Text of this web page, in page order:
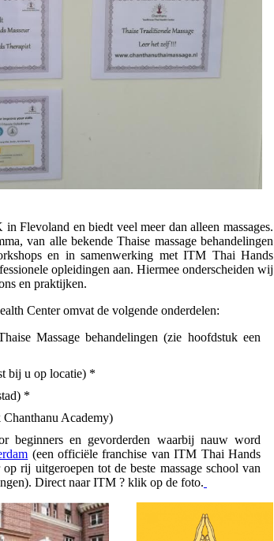
Flevoland en biedt veel meer dan alleen massages.
van alle bekende Thaise massage behandelingen
en in samenwerking met ITM Thai Hands
opleidingen aan. Hiermee onderscheiden wij
en praktijken.
Center omvat de volgende onderdelen:
Massage behandelingen (zie hoofdstuk een
bij u op locatie) *
*
Academy)
beginners en gevorderden waarbij nauw word
(een officiële franchise van ITM Thai Hands
rij uitgeroepen tot de beste massage school van
Direct naar ITM ? klik op de foto.